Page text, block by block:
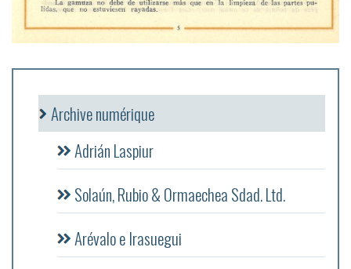
Archive numérique
Adrián Laspiur
Solaún, Rubio & Ormaechea Sdad. Ltd.
Arévalo e Irasuegui